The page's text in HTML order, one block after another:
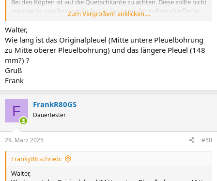
waagrecht, sondern zumindest in der Form der Kolbenoberfläche
verlaufen. Finde die Skizze von MM nicht mehr.
Gruß
Walter
Zum Vergrößern anklicken....
Walter,
Wie lang ist das Originalpleuel (Mitte untere Pleuelbohrung
zu Mitte oberer Pleuelbohrung) und das längere Pleuel (148
mm?) ?
Gruß
Frank
F FrankR80GS
Dauertester
29. März 2025 #50
Franky88 schrieb:
Walter,